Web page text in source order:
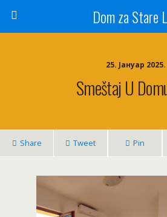
Dom za Stare
25. Јануар 2025.
Smeštaj U
Share Tweet Pin